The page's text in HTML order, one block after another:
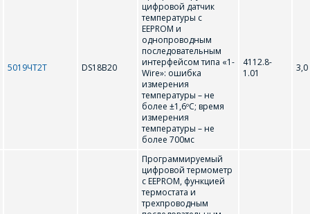
DS18В20
ПРОДОЛЖИТЬ ПОКУПКИ
5019ЧТ2Т DS18В20
цифровой датчик
температуры с
EEPROM и
однопроводным
последовательным
интерфейсом типа «1-
Wire»: ошибка
измерения
температуры – не
более ±1,6ºС; время
измерения
температуры – не
более 700мс
4112.8-
1.01
3,0
Программируемый
цифровой термометр
с EEPROM, функцией
термостата и
трехпроводным
ЗАДАЦЬ ВАПРОС
МЕНЕДЖЭРЫ
КАМПАНІІ З
РАДАСЦЮ
АДКАЖУЦЬ НА
ВАШЫ ПЫТАННІ,